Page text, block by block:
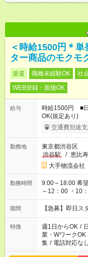
＜時給1500円＊
ター商品のモクモ
派遣 職種未経験OK 社
WEB登録・面接OK
給与
時給1500円 ■
OK(規定あり)
交通費別途支
勤務地
東京都渋谷区
渋谷駅
/ 恵比
大手物流会社
勤務時間
9:00～18:00 希望の時間帯を選べます！ ＜シフト例＞ ・8：30
～12：00 ・10
22：00 ・22：
期間 【急募】即日
特徴 週1日からOK /
業・WワークOK
集 / 電話対応なし